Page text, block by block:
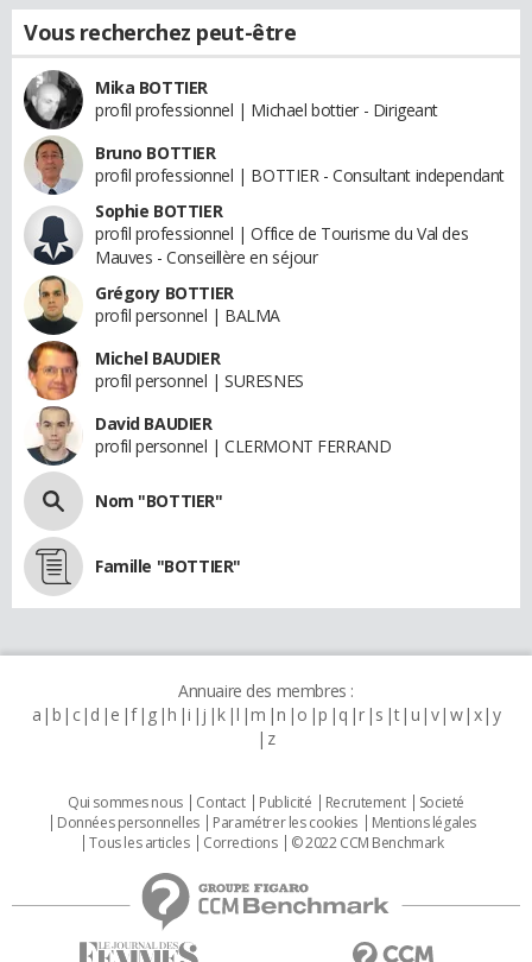
Vous recherchez peut-être
Mika BOTTIER
profil professionnel | Michael bottier - Dirigeant
Bruno BOTTIER
profil professionnel | BOTTIER - Consultant independant
Sophie BOTTIER
profil professionnel | Office de Tourisme du Val des
Mauves - Conseillère en séjour
Grégory BOTTIER
profil personnel | BALMA
Michel BAUDIER
profil personnel | SURESNES
David BAUDIER
profil personnel | CLERMONT FERRAND
Nom "BOTTIER"
Famille "BOTTIER"
Annuaire des membres :
a b c d e f g h i j k l m n o p q r s t u v w x y
z
Qui sommes nous Contact Publicité Recrutement
Societé
Données personnelles
Paramétrer les cookies
Mentions légales
Tous les articles
Corrections © 2022 CCM Benchmark